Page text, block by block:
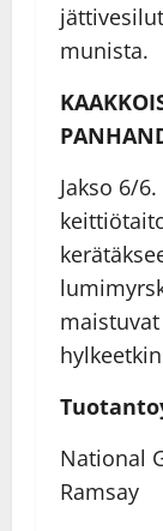
munista.
Jakso 6/
National
Ramsay